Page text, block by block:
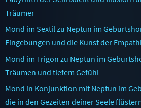
Träumer
Mond im Sextil zu Neptun im
Eingebungen und die Kunst der
Mond im Trigon zu Neptun im
Träumen und tiefem Gefühl
Mond in Konjunktion mit Neptun im
die in den Gezeiten deiner Seele